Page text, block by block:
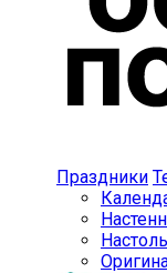
Праздники